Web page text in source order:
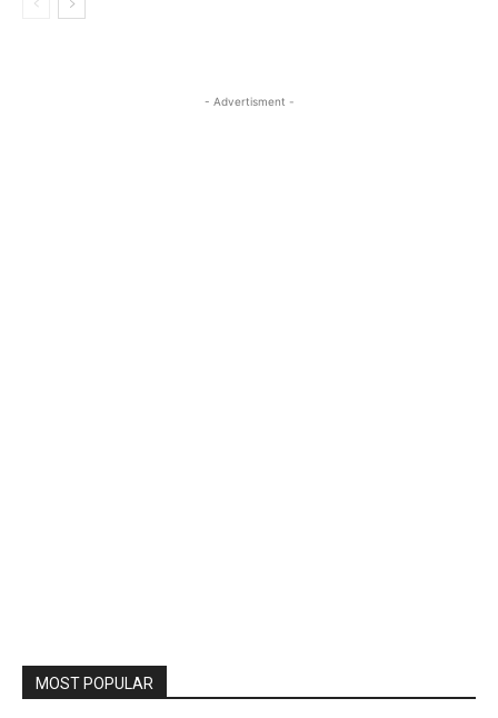
- Advertisment -
MOST POPULAR